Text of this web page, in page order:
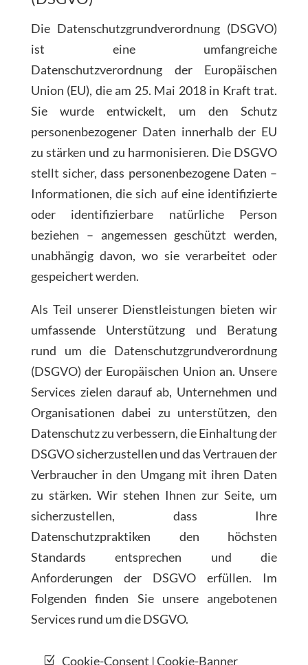
Die Datenschutzgrundverordnung (DSGVO)
ist eine umfangreiche
Datenschutzverordnung der Europäischen
Union (EU), die am 25. Mai 2018 in Kraft trat.
Sie wurde entwickelt, um den Schutz
personenbezogener Daten innerhalb der EU
zu stärken und zu harmonisieren. Die DSGVO
stellt sicher, dass personenbezogene Daten –
Informationen, die sich auf eine identifizierte
oder identifizierbare natürliche Person
beziehen – angemessen geschützt werden,
unabhängig davon, wo sie verarbeitet oder
gespeichert werden.
Als Teil unserer Dienstleistungen bieten wir
umfassende Unterstützung und Beratung
rund um die Datenschutzgrundverordnung
(DSGVO) der Europäischen Union an. Unsere
Services zielen darauf ab, Unternehmen und
Organisationen dabei zu unterstützen, den
Datenschutz zu verbessern, die Einhaltung der
DSGVO sicherzustellen und das Vertrauen der
Verbraucher in den Umgang mit ihren Daten
zu stärken. Wir stehen Ihnen zur Seite, um
sicherzustellen, dass Ihre
Datenschutzpraktiken den höchsten
Standards entsprechen und die
Anforderungen der DSGVO erfüllen. Im
Folgenden finden Sie unsere angebotenen
Services rund um die DSGVO.
Cookie-Consent | Cookie-Banner